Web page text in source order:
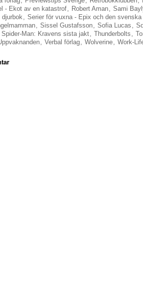
- Ekot av en katastrof, Robert Aman, Sami
djurbok, Serier för vuxna - Epix och den svenska
, Sissel Gustafsson, Sofia Lucas ,
Man: Kravens sista jakt, Thunderbolts ,
, Verbal förlag, Wolverine, Work-